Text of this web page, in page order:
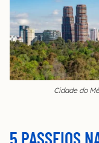
Cidade do
5 PASSEIOS